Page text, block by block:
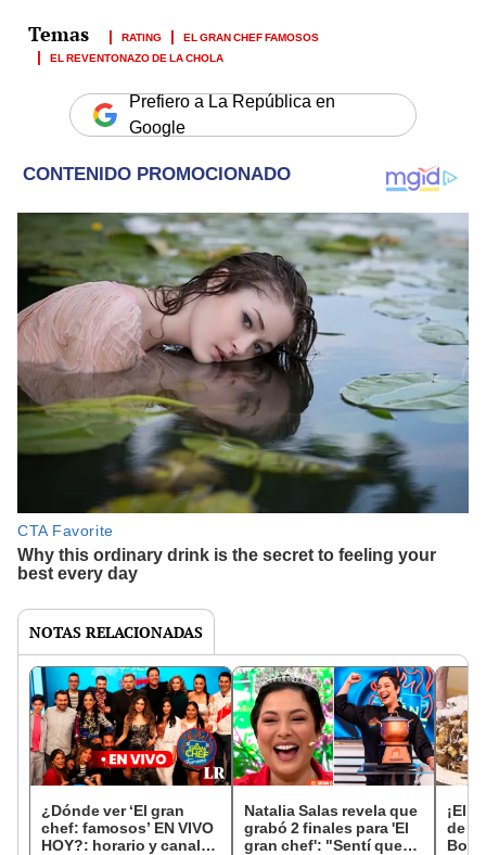
RATING
EL GRAN CHEF FAMOSOS
EL REVENTONAZO DE LA CHOLA
Prefiero a La República en
Google
NOTAS RELACIONADAS
¿Dónde ver ‘El gran
chef: famosos’ EN VIVO
HOY?: horario y canal
Natalia Salas revela que
grabó 2 finales para 'El
gran chef': "Sentí que
¡El
de